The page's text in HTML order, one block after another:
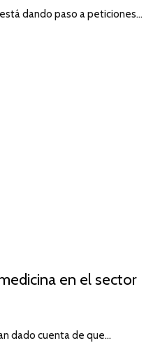
dando paso a peticiones…
en el sector
dado cuenta de que…